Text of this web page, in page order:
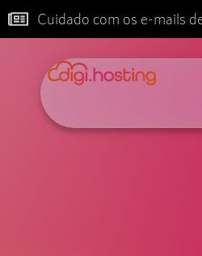
Cuidado com os e-mails